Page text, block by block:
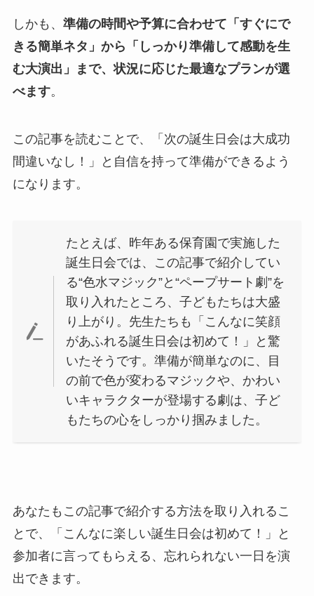
しかも、 準備の時間や予算に合わせて「すぐにで
きる簡単ネタ」から「しっかり準備して感動を生
む大演出」まで、状況に応じた最適なプランが選
べます。
この記事を読むことで、「次の誕生日会は大成功
間違いなし！」と自信を持って準備ができるよう
になります。
たとえば、昨年ある保育園で実施した
誕生日会では、この記事で紹介してい
る“色水マジック”と“ペープサート劇”を
取り入れたところ、子どもたちは大盛
り上がり。先生たちも「こんなに笑顔
があふれる誕生日会は初めて！」と驚
いたそうです。準備が簡単なのに、目
の前で色が変わるマジックや、かわい
いキャラクターが登場する劇は、子ど
もたちの心をしっかり掴みました。
あなたもこの記事で紹介する方法を取り入れるこ
とで、「こんなに楽しい誕生日会は初めて！」と
参加者に言ってもらえる、忘れられない一日を演
出できます。